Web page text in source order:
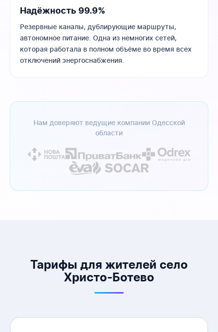
Надёжность 99.9%
Резервные каналы, дублирующие маршруты,
автономное питание. Одна из немногих сетей,
которая работала в полном объёме во время всех
отключений энергоснабжения.
Нам доверяют ведущие компании Одесской
области
Тарифы для жителей село
Христо-Ботево